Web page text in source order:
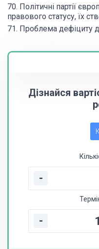
70. Політичні партії
правового статусу, їх
71. Проблема дефіциту
Дізнайся
-
-